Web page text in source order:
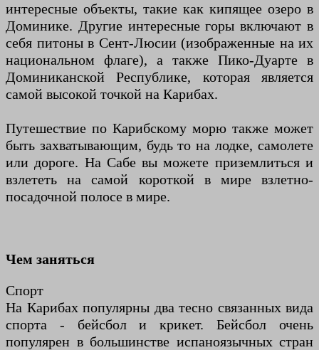
интересные объекты, такие как кипящее озеро в
Доминике. Другие интересные горы включают в
себя питоны в Сент-Люсии (изображенные на их
национальном флаге), а также Пико-Дуарте в
Доминиканской Республике, которая является
самой высокой точкой на Карибах.
Путешествие по Карибскому морю также может
быть захватывающим, будь то на лодке, самолете
или дороге. На Сабе вы можете приземлиться и
взлететь на самой короткой в ​​мире взлетно-
посадочной полосе в мире.
Чем заняться
Спорт
На Карибах популярны два тесно связанных вида
спорта - бейсбол и крикет. Бейсбол очень
популярен в большинстве испаноязычных стран